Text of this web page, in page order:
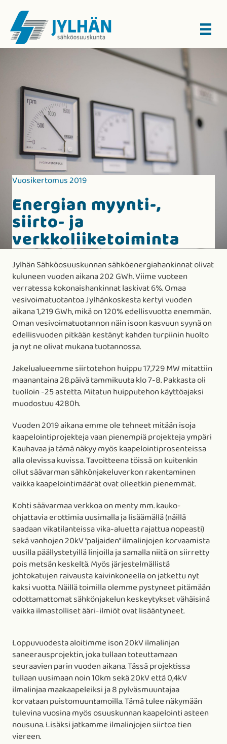
Vuosikertomus 2019
Energian myynti-,
siirto- ja
verkkoliiketoiminta
Jylhän Sähköosuuskunnan sähköenergiahankinnat olivat
kuluneen vuoden aikana 202 GWh. Viime vuoteen
verratessa kokonaishankinnat laskivat 6%. Omaa
vesivoimatuotantoa Jylhänkoskesta kertyi vuoden
aikana 1,219 GWh, mikä on 120% edellisvuotta enemmän.
Oman vesivoimatuotannon näin isoon kasvuun syynä on
edellisvuoden pitkään kestänyt kahden turpiinin huolto
ja nyt ne olivat mukana tuotannossa.
Jakelualueemme siirtotehon huippu 17,729 MW mitattiin
maanantaina 28.päivä tammikuuta klo 7-8. Pakkasta oli
tuolloin -25 astetta. Mitatun huipputehon käyttöajaksi
muodostuu 4280h.
Vuoden 2019 aikana emme ole tehneet mitään isoja
kaapelointiprojekteja vaan pienempiä projekteja ympäri
Kauhavaa ja tämä näkyy myös kaapelointiprosenteissa
alla olevissa kuvissa. Tavoitteena töissä on kuitenkin
ollut säävarman sähkönjakeluverkon rakentaminen
vaikka kaapelointimäärät ovat olleetkin pienemmät.
Kohti säävarmaa verkkoa on menty mm. kauko-
ohjattavia erottimia uusimalla ja lisäämällä (näillä
saadaan vikatilanteissa vika-aluetta rajattua nopeasti)
sekä vanhojen 20kV ”paljaiden” ilmalinjojen korvaamista
uusilla päällystetyillä linjoilla ja samalla niitä on siirretty
pois metsän keskeltä. Myös järjestelmällistä
johtokatujen raivausta kaivinkoneella on jatkettu nyt
kaksi vuotta. Näillä toimilla olemme pystyneet pitämään
odottamattomat sähkönjakelun keskeytykset vähäisinä
vaikka ilmastolliset ääri-ilmiöt ovat lisääntyneet.
Loppuvuodesta aloitimme ison 20kV ilmalinjan
saneerausprojektin, joka tullaan toteuttamaan
seuraavien parin vuoden aikana. Tässä projektissa
tullaan uusimaan noin 10km sekä 20kV että 0,4kV
ilmalinjaa maakaapeleiksi ja 8 pylväsmuuntajaa
korvataan puistomuuntamoilla. Tämä tulee näkymään
tulevina vuosina myös osuuskunnan kaapelointi asteen
nousuna. Lisäksi jatkamme ilmalinjojen siirtoa tien
viereen.